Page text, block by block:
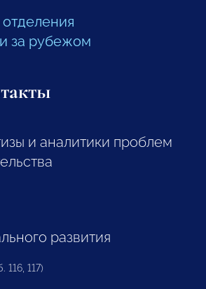
за рубежом
и аналитики проблем
развития
116, 117)